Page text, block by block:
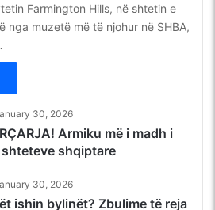
Farmington Hills, në shtetin e
nga muzetë më të njohur në SHBA,
30, 2026
Armiku më i madh i
shqiptare
30, 2026
ishin bylinët? Zbulime të reja